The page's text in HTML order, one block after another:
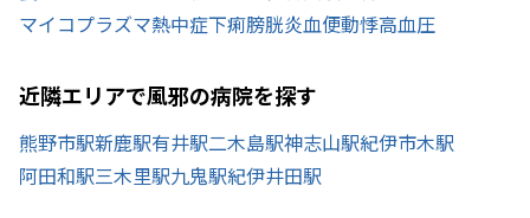
マイコプラズマ熱中症下痢膀胱炎血便動悸高血圧
近隣エリアで風邪の病院を探す
熊野市駅新鹿駅有井駅二木島駅神志山駅紀伊市木駅
阿田和駅三木里駅九鬼駅紀伊井田駅